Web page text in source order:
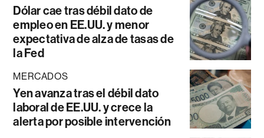
Dólar cae tras débil dato de
empleo en EE.UU. y menor
expectativa de alza de tasas de
la Fed
MERCADOS
Yen avanza tras el débil dato
laboral de EE.UU. y crece la
alerta por posible intervención